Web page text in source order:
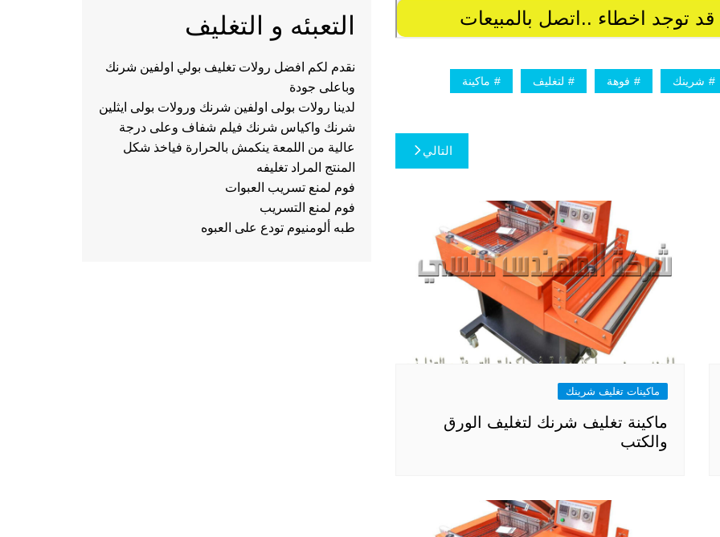
شرينك فوهة لتغليف ماكينة
التالي
ماكينات تغليف شرينك
ماكينة تغليف شرنك لتغليف الورق
والكتب
التعبئه و التغليف
نقدم لكم افضل رولات تغليف بولي اولفين شرنك
وباعلى جودة
لدينا رولات بولى اولفين شرنك ورولات بولى ايثلين
شرنك واكياس شرنك فيلم شفاف وعلى درجة
عالية من اللمعة ينكمش بالحرارة فياخذ شكل
المنتج المراد تغليفه
فوم لمنع تسريب العبوات
فوم لمنع التسريب
طبه ألومنيوم تودع على العبوه